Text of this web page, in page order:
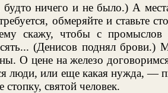
ничего и не было.) А
обмеряйте и ставьте
скажу, чтобы с промыслов
(Денисов поднял брови.)
О цене на железо
люди, или еще какая нужда, —
святой человек.